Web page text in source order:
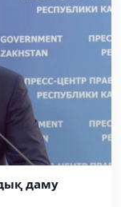
даму